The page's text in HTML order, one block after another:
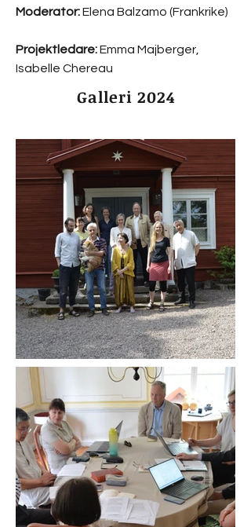
Moderator:Elena Balzamo (Frankrike)
Projektledare:Emma Majberger,
Isabelle Chereau
Galleri 2024